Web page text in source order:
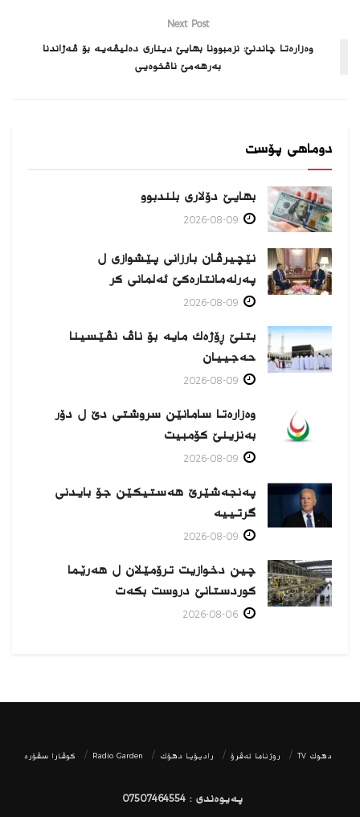
Next Post
وه‌زاره‌تا چاندنێ: نزمبوونا بهایێ دینارى ده‌لیڤه‌یه‌‌‌ بۆ ڤه‌ژاندنا
به‌رهه‌مێ ناڤخوه‌یى
دوماهی پۆست
بهایێ دۆلاری بلندبوو
نێچیرڤان بارزانی پێشوازی ل
پەرلەمانتارەكێ ئەلمانی كر
بتنێ ڕۆژەك مایە بۆ ناڤ نڤێسینا
حەجییان
وەزارەتا سامانێن سروشتی دێ ل دۆر
بەنزینێ كۆمبیت
پەنجەشێرێ هەستیكێن جۆ بایدنی
گرتییە
چین دخوازیت ترۆمێلان ل هەرێما
كوردستانێ دروست بكەت
دھوك TV روژناما ئەڤرۆ رادیۆیا دهۆك Radio Garden كوڤارا سڤۆره‌
پەیوەندی : 07507464554